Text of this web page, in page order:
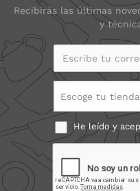
Recibirás las últimas
y
Escribe tu
Escoge tu tienda
He leído y